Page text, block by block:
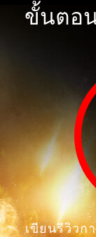
ขั้นตอ
เขียนรีวิวก